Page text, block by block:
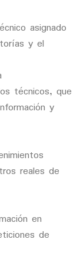
asignado
y el
técnicos, que
y
reales de
en
de